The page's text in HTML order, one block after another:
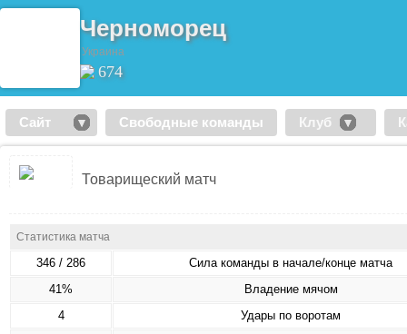
Черноморец
Украина
674
Сайт Свободные команды Клуб
Товарищеский матч
Статистика матча
346 / 286
Сила команды в начале/конце матча
41%
Владение мячом
4
Удары по воротам